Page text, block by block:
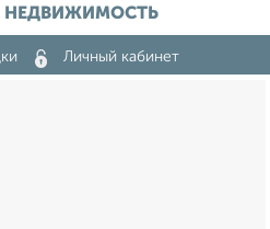
НЕДВИЖИМОСТЬ
Личный кабинет